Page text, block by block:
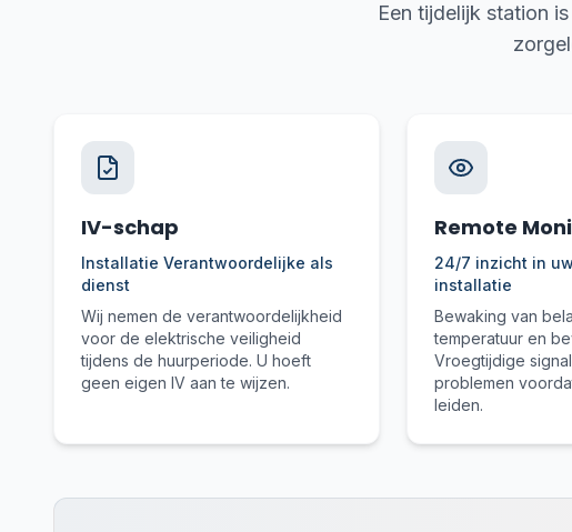
Een tijdelijk station
IV-schap
Installatie Verantwoordelijke als
dienst
Wij nemen de verantwoordelijkheid
voor de elektrische veiligheid
tijdens de huurperiode. U hoeft
geen eigen IV aan te wijzen.
Remote
24/7 inzicht in
installatie
Bewaking van
temperatuur en
Vroegtijdige
problemen
leiden.